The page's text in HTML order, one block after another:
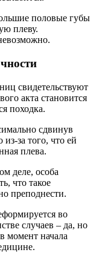
половые губы
плеву.
свидетельствуют
акта становится
походка.
сдвинув
за того, что ей
плева.
деле, особа
что такое
преподнести.
во
случаев – да, но
момент начала